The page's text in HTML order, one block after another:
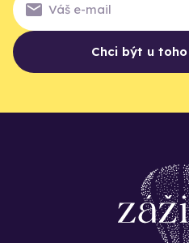
Chci být u toho